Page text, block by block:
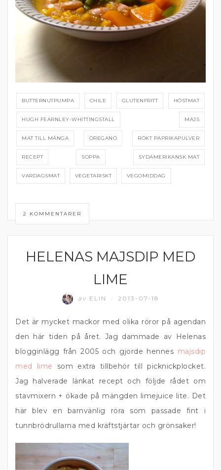
BUTTERNUTPUMPA CHILE GLUTENFRITT HÖSTMAT
HUGH FEARNLEY-WHITTINGSTALL MAJS
MAT TILL MÅNGA OREGANO RÖKT PAPRIKAPULVER
RECEPT SOPPA SYDAMERIKANSK MAT
VARDAGSMAT VEGETARISKT VEGOMIDDAG
2 KOMMENTARER
DIPP OCH RÖROR
HELENAS MAJSDIP MED
LIME
av ELIN 2013-07-18
Det är mycket mackor med olika röror på agendan
den här tiden på året. Jag dammade av Helenas
blogginlägg från 2005 och gjorde hennes majsdip
med lime som extra tillbehör till picknickplocket.
Jag halverade länkat recept och följde rådet om
stavmixern + ökade på mängden limejuice lite. Det
här blev en barnvänlig röra som passade fint i
tunnbrödrullarna med kräftstjärtar och grönsaker!